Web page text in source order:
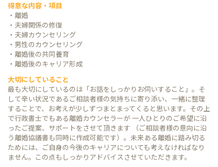
得意な内容・項目
・離婚
・夫婦関係の修復
・夫婦カウンセリング
・男性のカウンセリング
・離婚後の共同養育
・離婚後のキャリア形成
大切にしていること
最も大切にしているのは「お話をしっかりお伺いすること」。そ
して辛い状況であるご相談者様の気持ちに寄り添い、一緒に整理
することで、お考えが少しずつまとまってくると思います。その上
で行政書士でもある離婚カウンセラーが 一人ひとりのご希望に沿
ったご提案、サポートをさせて頂きます （ご相談者様の意向に沿
う離婚協議書も同時に作成可能です）。未来ある離婚に踏み切る
ためには、ご自身の今後のキャリアについても考えなければなり
ません。この点もしっかりアドバイスさせていただきます。